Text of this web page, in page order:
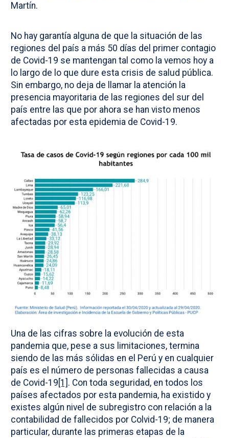
Martín.
No hay garantía alguna de que la situación de las
regiones del país a más 50 días del primer contagio
de Covid-19 se mantengan tal como la vemos hoy a
lo largo de lo que dure esta crisis de salud pública.
Sin embargo, no deja de llamar la atención la
presencia mayoritaria de las regiones del sur del
país entre las que por ahora se han visto menos
afectadas por esta epidemia de Covid-19.
Una de las cifras sobre la evolución de esta
pandemia que, pese a sus limitaciones, termina
siendo de las más sólidas en el Perú y en cualquier
país es el número de personas fallecidas a causa
de Covid-19 [1] . Con toda seguridad, en todos los
países afectados por esta pandemia, ha existido y
existes algún nivel de subregistro con relación a la
contabilidad de fallecidos por Colvid-19; de manera
particular, durante las primeras etapas de la